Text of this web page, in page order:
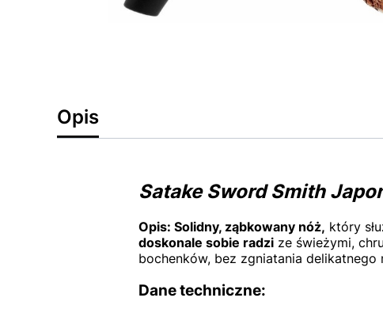
Opis
Satake Sword Smith
Opis: Solidny, ząbkowany nóż, który
doskonale sobie radzize świeżymi,
bochenków, bez zgniatania delikatnego
Dane techniczne: